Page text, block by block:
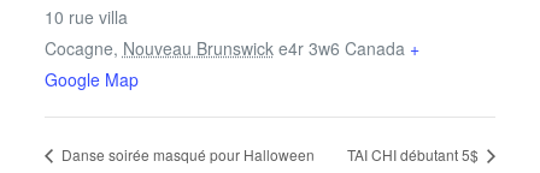
10 rue villa
Cocagne, Nouveau Brunswick e4r 3w6 Canada +
Google Map
Danse soirée masqué pour Halloween TAI CHI débutant 5$